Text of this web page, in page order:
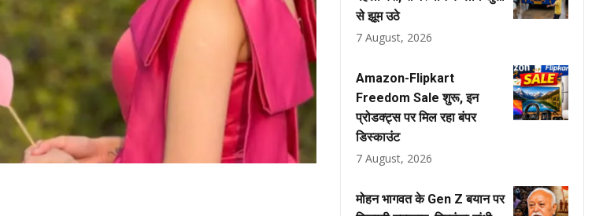
से झूम उठे
7 August, 2026
Amazon-Flipkart
Freedom Sale शुरू, इन
प्रोडक्ट्स पर मिल रहा बंपर
डिस्काउंट
7 August, 2026
मोहन भागवत के Gen Z बयान पर